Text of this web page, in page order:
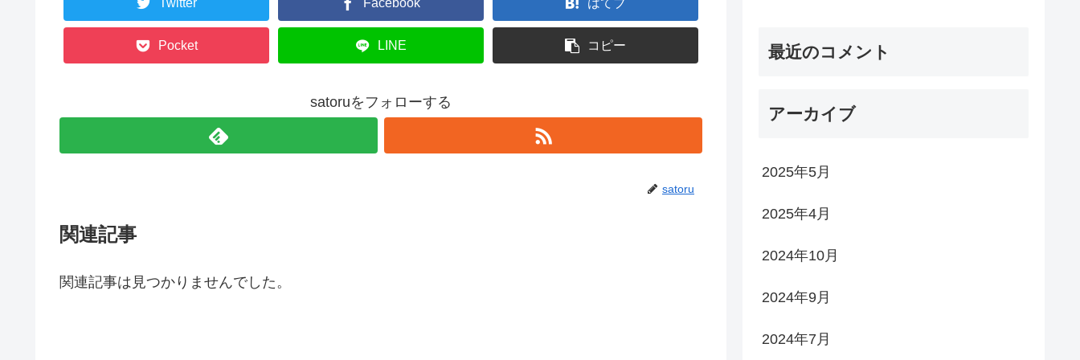
Pocket LINE コピー
satoruをフォローする
satoru
関連記事
関連記事は見つかりませんでした。
最近のコメント
アーカイブ
2025年5月
2025年4月
2024年10月
2024年9月
2024年7月